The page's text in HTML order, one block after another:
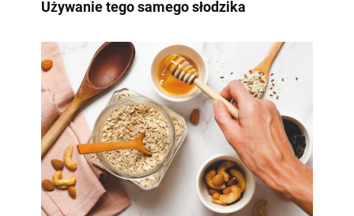
Używanie tego samego słodzika